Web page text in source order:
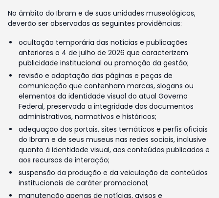
No âmbito do Ibram e de suas unidades museológicas,
deverão ser observadas as seguintes providências:
ocultação temporária das notícias e publicações
anteriores a 4 de julho de 2026 que caracterizem
publicidade institucional ou promoção da gestão;
revisão e adaptação das páginas e peças de
comunicação que contenham marcas, slogans ou
elementos da identidade visual do atual Governo
Federal, preservada a integridade dos documentos
administrativos, normativos e históricos;
adequação dos portais, sites temáticos e perfis oficiais
do Ibram e de seus museus nas redes sociais, inclusive
quanto à identidade visual, aos conteúdos publicados e
aos recursos de interação;
suspensão da produção e da veiculação de conteúdos
institucionais de caráter promocional;
manutenção apenas de notícias, avisos e